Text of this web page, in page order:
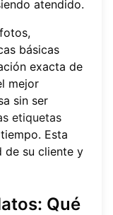
atendido.
básicas
exacta de
mejor
sin ser
etiquetas
Esta
de su cliente y
Qué